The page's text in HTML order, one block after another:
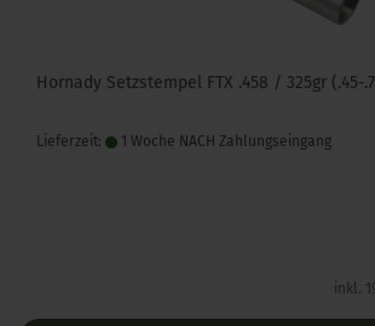
Hornady Setzstempel FTX .458 / 325gr (.45-
Lieferzeit: 1 Woche NACH Zahlungseingang
inkl.